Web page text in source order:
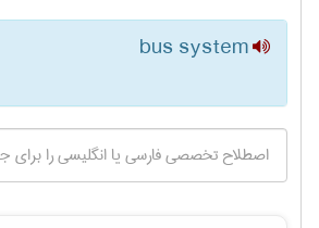
bus system